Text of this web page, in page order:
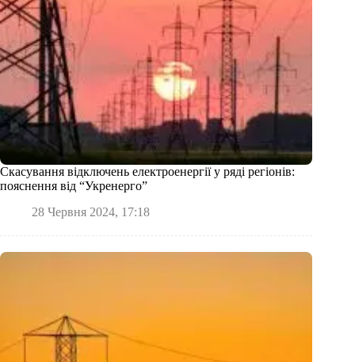
Скасування відключень електроенергії у ряді регіонів:
пояснення від “Укренерго”
28 Червня 2024, 17:18